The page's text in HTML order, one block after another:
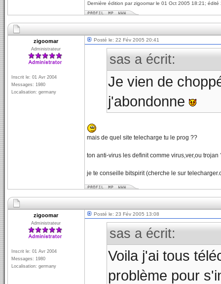
Dernière édition par zigoomar le 01 Oct 2005 18:21; édité
zigoomar
Administrateur
Inscrit le: 01 Avr 2004
Messages: 1980
Localisation: germany
Posté le: 22 Fév 2005 20:41
sas a écrit:
Je vien de
j'abondonne
mais de quel site telecharge tu le prog ??
ton anti-virus les definit comme virus,ver,ou trojan
je te conseille bitspirit (cherche le sur
zigoomar
Administrateur
Inscrit le: 01 Avr 2004
Messages: 1980
Localisation: germany
Posté le: 23 Fév 2005 13:08
sas a écrit:
Voila j'ai tous
problème pour